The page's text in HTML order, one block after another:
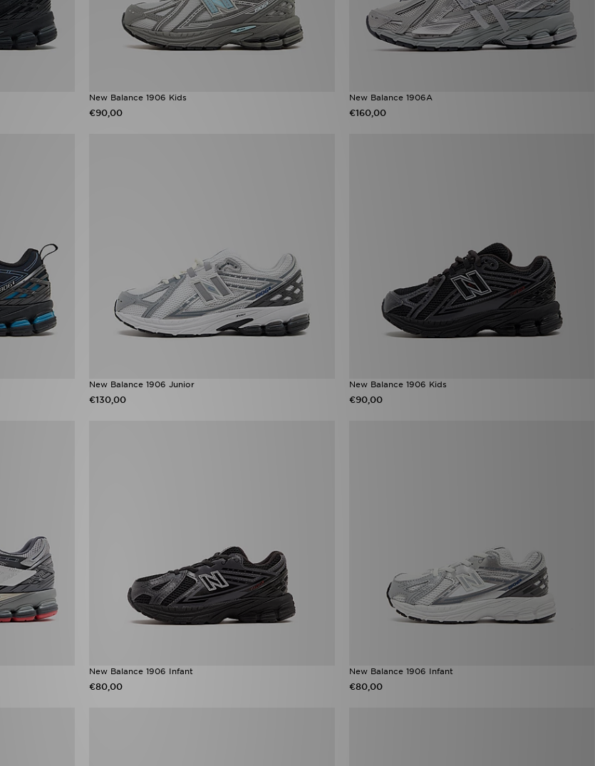
New Balance 1906 Kids
€90,00
New Balance 1906A
€160,00
New Balance 1906 Junior
€130,00
New Balance 1906 Kids
€90,00
New Balance 1906 Infant
€80,00
New Balance 1906 Infant
€80,00